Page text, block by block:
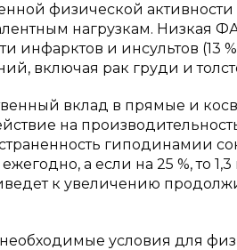
физической
нагрузкам. Низкая
инфарктов и инсультов (13
включая рак груди и
вклад в прямые и
на
гиподинамии
а если на 25 %, то
к увеличению
условия для